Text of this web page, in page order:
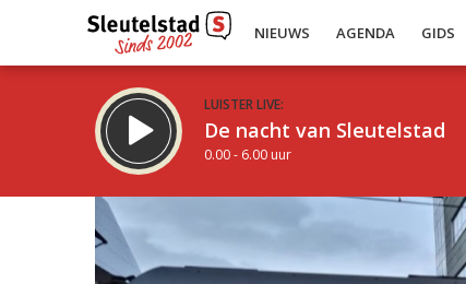
NIEUWS AGENDA GIDS
LUISTER LIVE:
De nacht van Sleutelstad
0.00 - 6.00 uur